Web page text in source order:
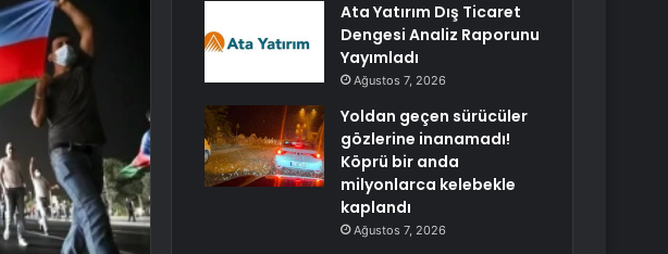
Ata Yatırım Dış Ticaret
Dengesi Analiz Raporunu
Yayımladı
Ağustos 7, 2026
Yoldan geçen sürücüler
gözlerine inanamadı!
Köprü bir anda
milyonlarca kelebekle
kaplandı
Ağustos 7, 2026